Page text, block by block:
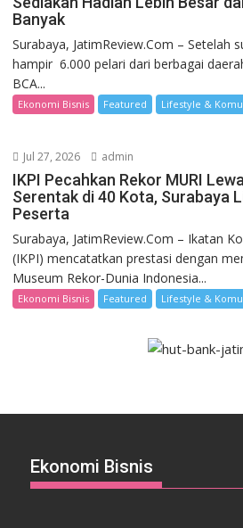
Banyak
Surabaya, JatimReview.Com – Setelah
hampir 6.000 pelari dari berbagai
BCA...
Ekonomi Bisnis Featured Lifestyle &
Jul 27, 2026 admin
IKPI Pecahkan Rekor MURI
Serentak di 40 Kota, Surabaya
Peserta
Surabaya, JatimReview.Com – Ikatan
(IKPI) mencatatkan prestasi dengan
Museum Rekor-Dunia Indonesia...
Ekonomi Bisnis Featured Lifestyle &
Ekonomi Bisnis